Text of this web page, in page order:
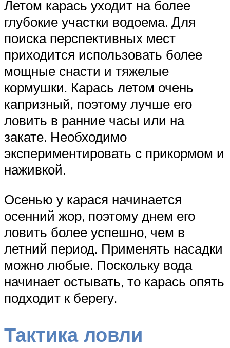
Летом карась уходит на более
глубокие участки водоема. Для
поиска перспективных мест
приходится использовать более
мощные снасти и тяжелые
кормушки. Карась летом очень
капризный, поэтому лучше его
ловить в ранние часы или на
закате. Необходимо
экспериментировать с прикормом и
наживкой.
Осенью у карася начинается
осенний жор, поэтому днем его
ловить более успешно, чем в
летний период. Применять насадки
можно любые. Поскольку вода
начинает остывать, то карась опять
подходит к берегу.
Тактика ловли